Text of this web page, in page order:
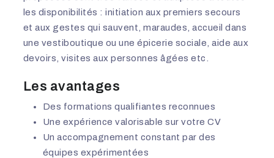
les disponibilités : initiation aux premiers secours
et aux gestes qui sauvent, maraudes, accueil dans
une vestiboutique ou une épicerie sociale, aide aux
devoirs, visites aux personnes âgées etc.
Les avantages
Des formations qualifiantes reconnues
Une expérience valorisable sur votre CV
Un accompagnement constant par des
équipes expérimentées